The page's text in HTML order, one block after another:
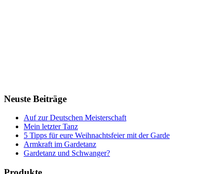
Neuste Beiträge
Auf zur Deutschen Meisterschaft
Mein letzter Tanz
5 Tipps für eure Weihnachtsfeier mit der Garde
Armkraft im Gardetanz
Gardetanz und Schwanger?